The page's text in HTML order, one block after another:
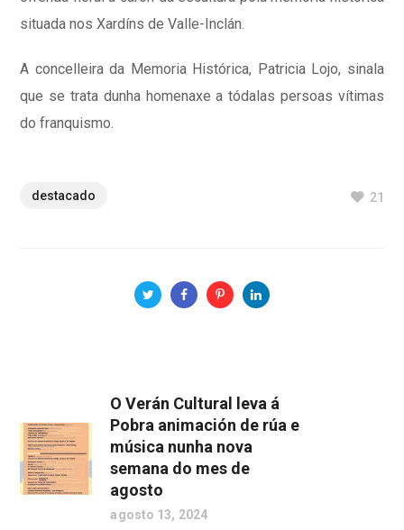
situada nos Xardíns de Valle-Inclán.
A concelleira da Memoria Histórica, Patricia Lojo, sinala
que se trata dunha homenaxe a tódalas persoas vítimas
do franquismo.
destacado 21
O Verán Cultural leva á
Pobra animación de rúa e
música nunha nova
semana do mes de
agosto
agosto 13, 2024